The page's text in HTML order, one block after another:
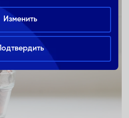
Изменить
Подтвердить